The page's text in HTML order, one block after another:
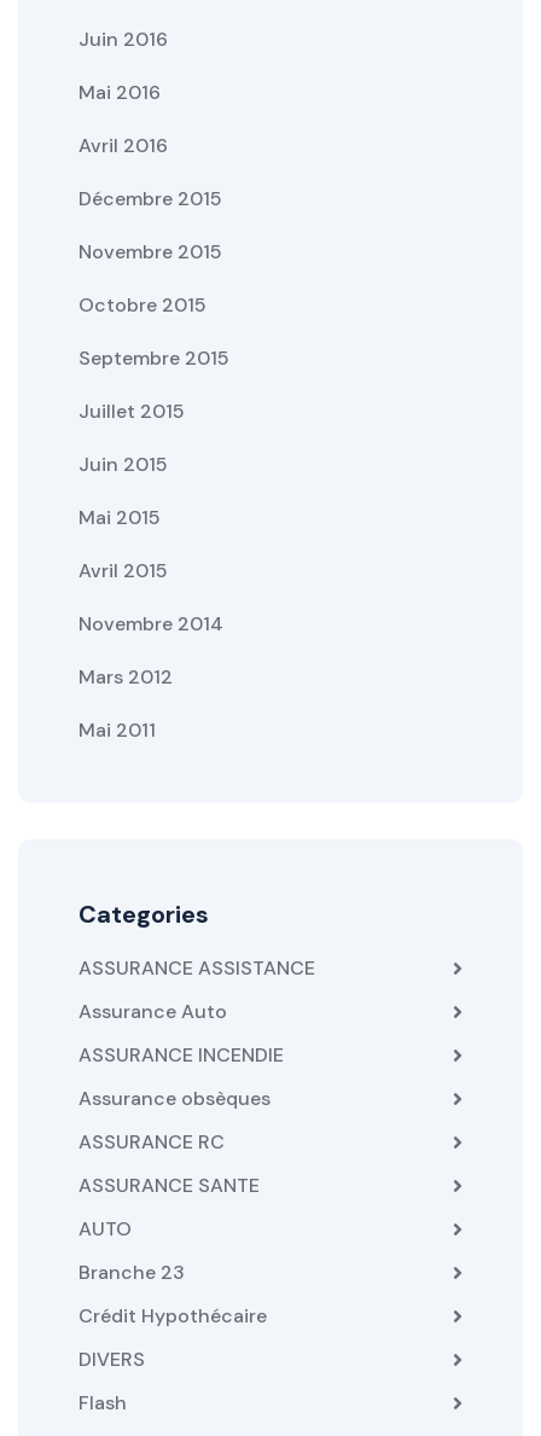
Juin 2016
Mai 2016
Avril 2016
Décembre 2015
Novembre 2015
Octobre 2015
Septembre 2015
Juillet 2015
Juin 2015
Mai 2015
Avril 2015
Novembre 2014
Mars 2012
Mai 2011
Categories
ASSURANCE ASSISTANCE
Assurance Auto
ASSURANCE INCENDIE
Assurance obsèques
ASSURANCE RC
ASSURANCE SANTE
AUTO
Branche 23
Crédit Hypothécaire
DIVERS
Flash